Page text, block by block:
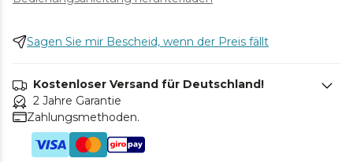
Sagen Sie mir Bescheid, wenn der Preis fällt
Kostenloser Versand für Deutschland!
2 Jahre Garantie
Zahlungsmethoden.